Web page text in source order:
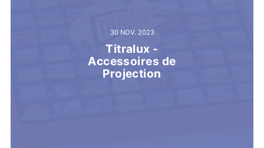
30 NOV. 2023
Titralux -
Accessoires de
Projection